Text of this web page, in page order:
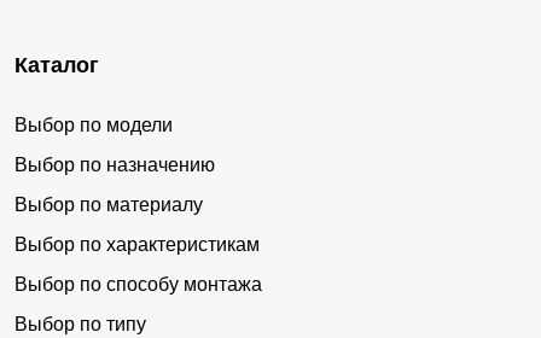
Каталог
Выбор по модели
Выбор по назначению
Выбор по материалу
Выбор по характеристикам
Выбор по способу монтажа
Выбор по типу